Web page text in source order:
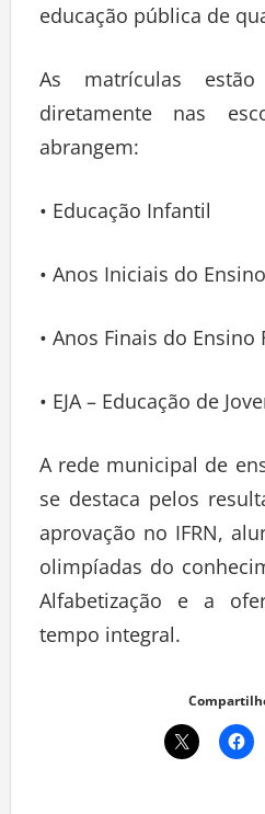
educação pública de
As matrículas
diretamente nas
abrangem:
• Educação Infantil
• Anos Iniciais do
• Anos Finais do Ensino
• EJA – Educação de
A rede municipal de
se destaca pelos
aprovação no IFRN,
olimpíadas do
Alfabetização e a
tempo integral.